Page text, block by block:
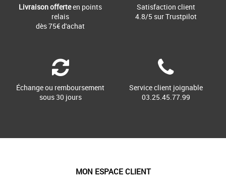
Livraison offerteen points
relais
dès 75€ d'achat
Satisfaction client
4.8/5 sur Trustpilot
Échange ou remboursement
sous 30 jours
Service client joignable
03.25.45.77.99
MON ESPACE CLIENT